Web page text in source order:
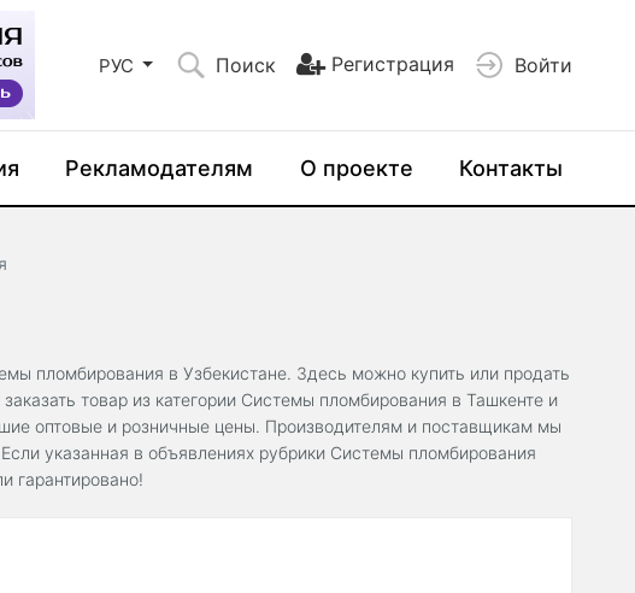
РУС Поиск Регистрация Войти
Рекламодателям О проекте Контакты
пломбирования в Узбекистане. Здесь можно купить или продать
товар из категории Системы пломбирования в Ташкенте и
оптовые и розничные цены. Производителям и поставщикам мы
указанная в объявлениях рубрики Системы пломбирования
гарантировано!